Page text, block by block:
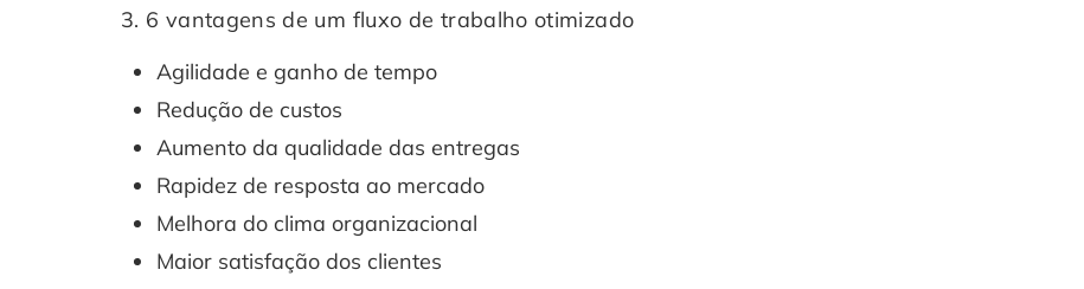
3. 6 vantagens de um fluxo de trabalho otimizado
Agilidade e ganho de tempo
Redução de custos
Aumento da qualidade das entregas
Rapidez de resposta ao mercado
Melhora do clima organizacional
Maior satisfação dos clientes